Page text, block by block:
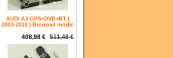
AUDI A3 GPS+DVD+BT (
2003-2010 ) Bonroad model
408,98 € 511,48 €